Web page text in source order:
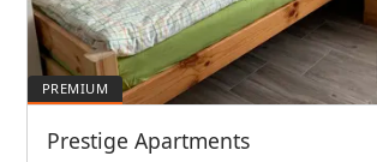
Prestige Apartments